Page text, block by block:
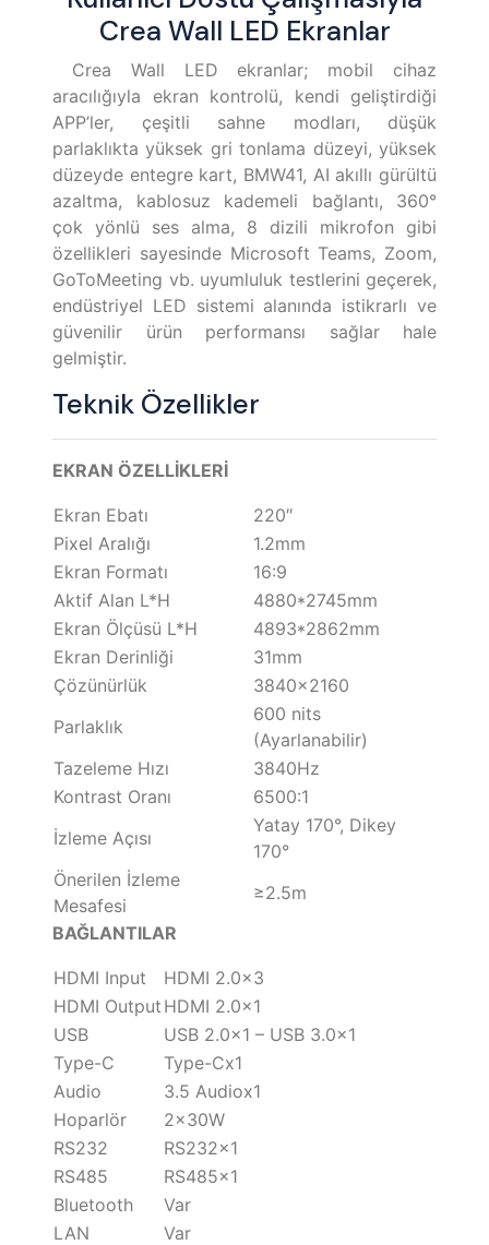
Crea Wall LED Ekranlar
Crea Wall LED ekranlar; mobil cihaz
aracılığıyla ekran kontrolü, kendi geliştirdiği
APP’ler, çeşitli sahne modları, düşük
parlaklıkta yüksek gri tonlama düzeyi, yüksek
düzeyde entegre kart, BMW41, AI akıllı gürültü
azaltma, kablosuz kademeli bağlantı, 360°
çok yönlü ses alma, 8 dizili mikrofon gibi
özellikleri sayesinde Microsoft Teams, Zoom,
GoToMeeting vb. uyumluluk testlerini geçerek,
endüstriyel LED sistemi alanında istikrarlı ve
güvenilir ürün performansı sağlar hale
gelmiştir.
Teknik Özellikler
EKRAN ÖZELLİKLERİ
Ekran Ebatı
220″
Pixel Aralığı
1.2mm
Ekran Formatı
16:9
Aktif Alan L*H
4880*2745mm
Ekran Ölçüsü L*H
4893*2862mm
Ekran Derinliği
31mm
Çözünürlük
3840×2160
Parlaklık
600 nits
(Ayarlanabilir)
Tazeleme Hızı
3840Hz
Kontrast Oranı
6500:1
İzleme Açısı
Yatay 170°, Dikey
170°
Önerilen İzleme
Mesafesi
≥2.5m
BAĞLANTILAR
HDMI Input
HDMI 2.0×3
HDMI Output HDMI 2.0×1
USB
USB 2.0×1 – USB 3.0×1
Type-C
Type-Cx1
Audio
3.5 Audiox1
Hoparlör
2x30W
RS232
RS232x1
RS485
RS485x1
Bluetooth
Var
LAN
Var